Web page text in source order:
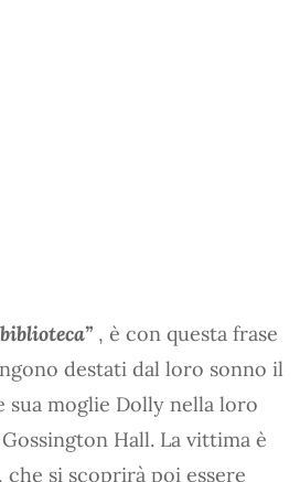
, è con questa frase
destati dal loro sonno il
sua moglie Dolly nella loro
Hall. La vittima è
che si scoprirà poi essere